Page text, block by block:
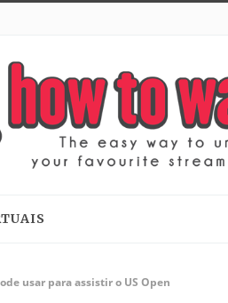
usar para assistir o US Open